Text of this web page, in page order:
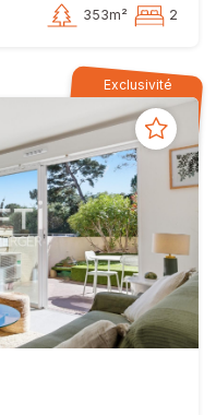
353m² 2
Exclusivité